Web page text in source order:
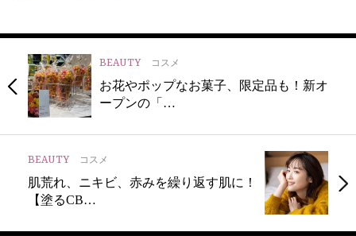
BEAUTY コスメ
お花やポップなお菓子、限定品も！新オ
ープンの「…
BEAUTY コスメ
肌荒れ、ニキビ、赤みを繰り返す肌に！
【塗るCB…